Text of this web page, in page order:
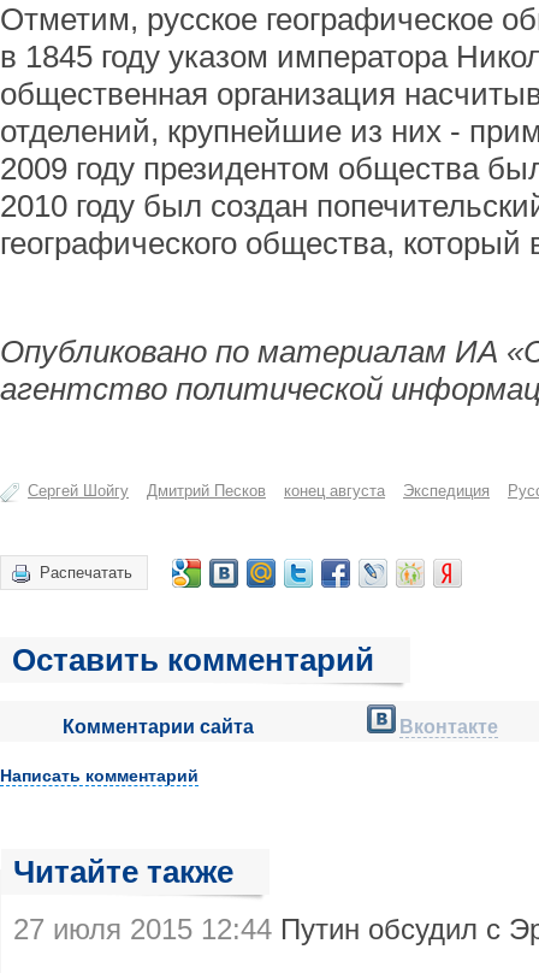
Отметим, русское географическое
в 1845 году указом императора
общественная организация
отделений, крупнейшие из них -
2009 году президентом общества
2010 году был создан
географического общества, который
Опубликовано по материалам ИА
агентство политической
Сергей Шойгу Дмитрий Песков конец августа Экспедиция
Распечатать
Оставить комментарий
Комментарии сайта Вконтакте
Написать комментарий
Читайте также
27 июля 2015 12:44 Путин обсудил с